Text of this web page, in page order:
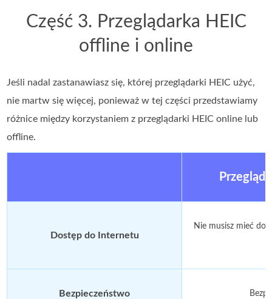
Część 3. Przeglądarka HEIC
offline i online
Jeśli nadal zastanawiasz się, której przeglądarki HEIC użyć,
nie martw się więcej, ponieważ w tej części przedstawiamy
różnice między korzystaniem z przeglądarki HEIC online lub
offline.
Dostęp do Internetu
Nie musisz mieć
Bezpieczeństwo